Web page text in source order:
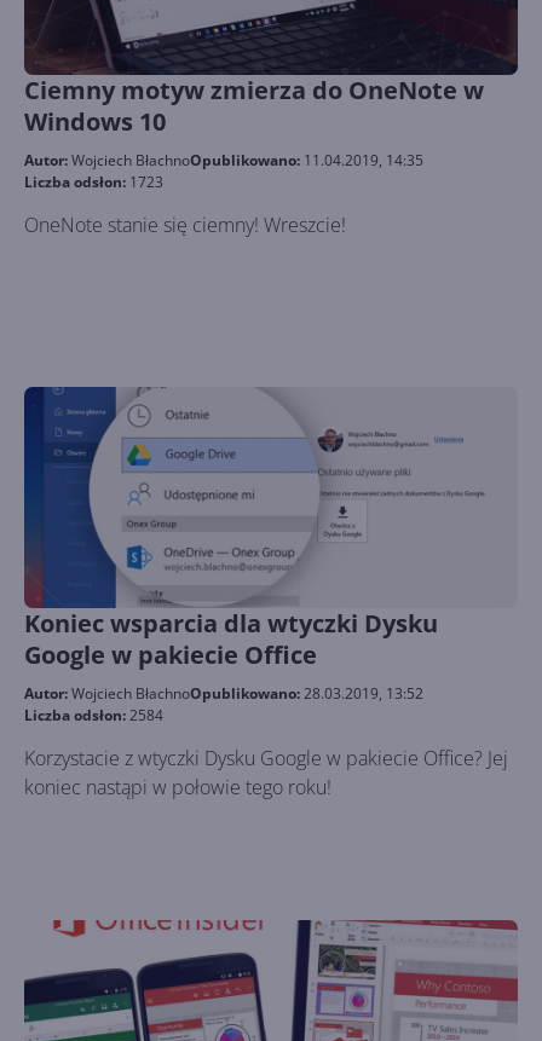
Ciemny motyw zmierza do OneNote w
Windows 10
Autor:Wojciech BłachnoOpublikowano: 11.04.2019, 14:35
Liczba odsłon: 1723
OneNote stanie się ciemny! Wreszcie!
Koniec wsparcia dla wtyczki Dysku
Google w pakiecie Office
Autor:Wojciech BłachnoOpublikowano:28.03.2019, 13:52
Liczba odsłon:2584
Korzystacie z wtyczki Dysku Google w pakiecie Office? Jej
koniec nastąpi w połowie tego roku!